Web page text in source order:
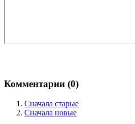
Комментарии (0)
Сначала старые
Сначала новые